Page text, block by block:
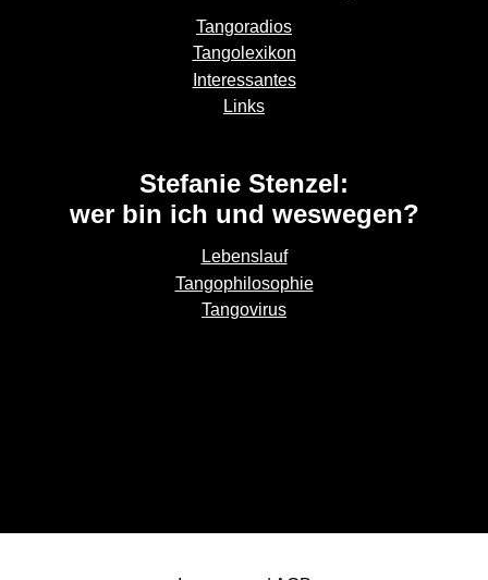
Tangoradios
Tangolexikon
Interessantes
Links
Stefanie Stenzel:
wer bin ich und weswegen?
Lebenslauf
Tangophilosophie
Tangovirus